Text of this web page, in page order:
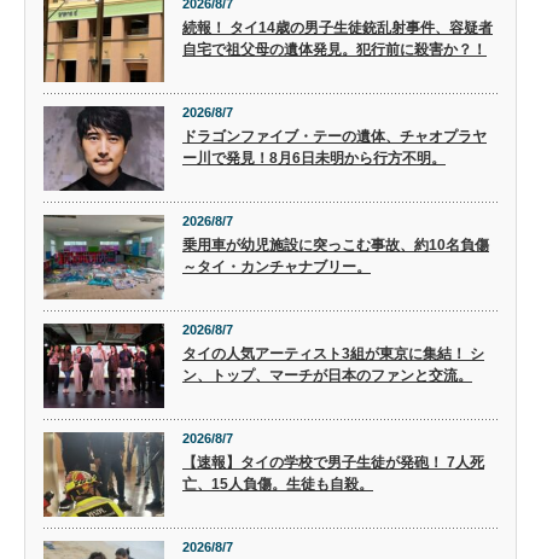
2026/8/7
続報！ タイ14歳の男子生徒銃乱射事件、容疑者
自宅で祖父母の遺体発見。犯行前に殺害か？！
2026/8/7
ドラゴンファイブ・テーの遺体、チャオプラヤ
ー川で発見！8月6日未明から行方不明。
2026/8/7
乗用車が幼児施設に突っこむ事故、約10名負傷
～タイ・カンチャナブリー。
2026/8/7
タイの人気アーティスト3組が東京に集結！ シ
ン、トップ、マーチが日本のファンと交流。
2026/8/7
【速報】タイの学校で男子生徒が発砲！ 7人死
亡、15人負傷。生徒も自殺。
2026/8/7